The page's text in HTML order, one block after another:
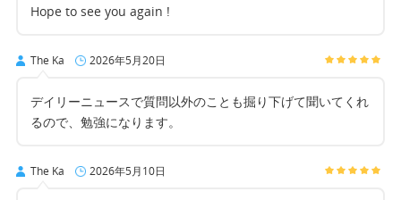
Hope to see you again !
The Ka 2026年5月20日
デイリーニュースで質問以外のことも掘り下げて聞いてくれ
るので、勉強になります。
The Ka 2026年5月10日